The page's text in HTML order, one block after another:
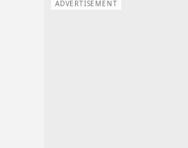
ADVERTISEMENT